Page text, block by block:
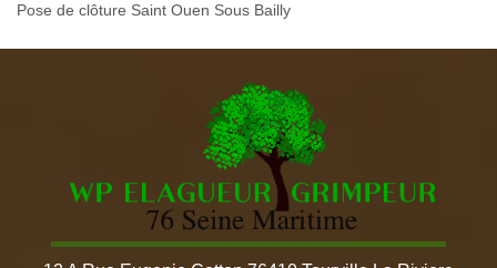
Pose de clôture Saint Ouen Sous Bailly